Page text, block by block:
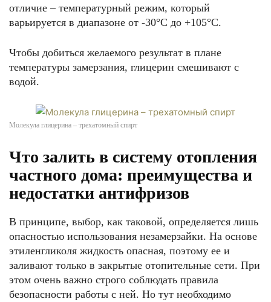
отличие – температурный режим, который
варьируется в диапазоне от -30°С до +105°С.
Чтобы добиться желаемого результат в плане
температуры замерзания, глицерин смешивают с
водой.
Молекула глицерина – трехатомный спирт
Что залить в систему отопления
частного дома: преимущества и
недостатки антифризов
В принципе, выбор, как таковой, определяется лишь
опасностью использования незамерзайки. На основе
этиленгликоля жидкость опасная, поэтому ее и
заливают только в закрытые отопительные сети. При
этом очень важно строго соблюдать правила
безопасности работы с ней. Но тут необходимо